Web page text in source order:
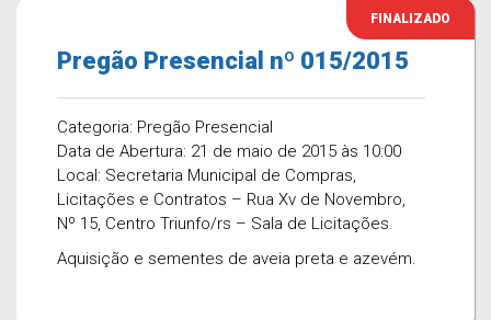
FINALIZADO
Pregão Presencial nº 015/2015
Categoria: Pregão Presencial
Data de Abertura: 21 de maio de 2015 às 10:00
Local: Secretaria Municipal de Compras,
Licitações e Contratos – Rua Xv de Novembro,
Nº 15, Centro Triunfo/rs – Sala de Licitações.
Aquisição e sementes de aveia preta e azevém.